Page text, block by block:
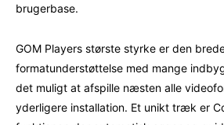
brugerbase.
GOM Players største styrke er den
formatunderstøttelse med mange
det muligt at afspille næsten alle
yderligere installation. Et unikt træk er